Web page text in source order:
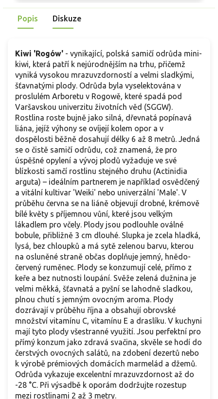
Popis Diskuze
Kiwi 'Rogów' - vynikající, polská samičí odrůda mini-
kiwi, která patří k nejúrodnějším na trhu, přičemž
vyniká vysokou mrazuvzdorností a velmi sladkými,
šťavnatými plody. Odrůda byla vyselektována v
proslulém Arboretu v Rogowě, které spadá pod
Varšavskou univerzitu životních věd (SGGW).
Rostlina roste bujně jako silná, dřevnatá popínavá
liána, jejíž výhony se ovíjejí kolem opor a v
dospělosti běžně dosahují délky 6 až 8 metrů. Jedná
se o čistě samičí odrůdu, což znamená, že pro
úspěšné opylení a vývoj plodů vyžaduje ve své
blízkosti samčí rostlinu stejného druhu (Actinidia
arguta) – ideálním partnerem je například osvědčený
a vitální kultivar 'Weiki' nebo univerzální 'Male'. V
průběhu června se na liáně objevují drobné, krémově
bílé květy s příjemnou vůní, které jsou velkým
lákadlem pro včely. Plody jsou podlouhle oválné
bobule, přibližně 3 cm dlouhé. Slupka je zcela hladká,
lysá, bez chloupků a má sytě zelenou barvu, kterou
na osluněné straně občas doplňuje jemný, hnědo-
červený ruměnec. Plody se konzumují celé, přímo z
keře a bez nutnosti loupání. Svěže zelená dužnina je
velmi měkká, šťavnatá a pyšní se lahodně sladkou,
plnou chutí s jemným ovocným aroma. Plody
dozrávají v průběhu října a obsahují obrovské
množství vitamínu C, vitamínu E a draslíku. V kuchyni
mají tyto plody všestranné využití. Jsou perfektní pro
přímý konzum jako zdravá svačina, skvěle se hodí do
čerstvých ovocných salátů, na zdobení dezertů nebo
k výrobě prémiových domácích marmelád a džemů.
Odrůda vykazuje excelentní mrazuvzdornost až do
-28 °C. Při výsadbě k oporám dodržujte rozestup
mezi rostlinami 2 až 3 metry.